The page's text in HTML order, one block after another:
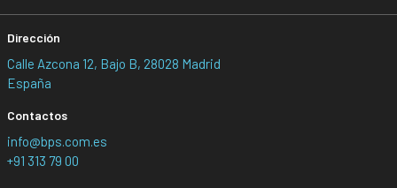
Dirección
Calle Azcona 12, Bajo B, 28028 Madrid
España
Contactos
info@bps.com.es
+91 313 79 00